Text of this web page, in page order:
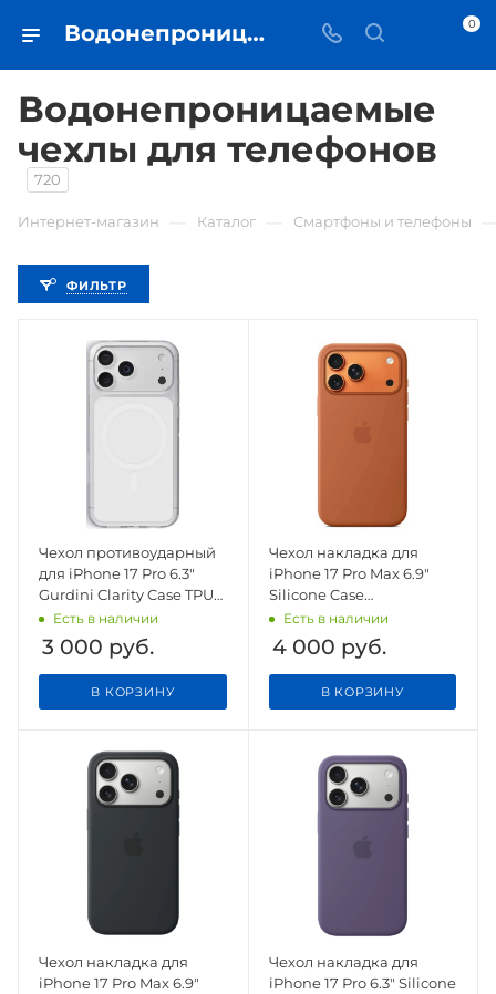
Водонепроницаемые чехлы для телефонов • купить чехол в Самаре - iЧехол 0
Водонепроницаемые
чехлы для телефонов
720
Интернет-магазин Каталог Смартфоны и телефоны
ФИЛЬТР
Чехол противоударный
для iPhone 17 Pro 6.3"
Gurdini Clarity Case TPU
White
Есть в наличии
3 000 руб.
В КОРЗИНУ
Чехол накладка для
iPhone 17 Pro Max 6.9"
Silicone Case
(Button/Magsafe) Terra
Cotta
Есть в наличии
4 000 руб.
В КОРЗИНУ
Чехол накладка для
iPhone 17 Pro Max 6.9"
Чехол накладка для
iPhone 17 Pro 6.3" Silicone